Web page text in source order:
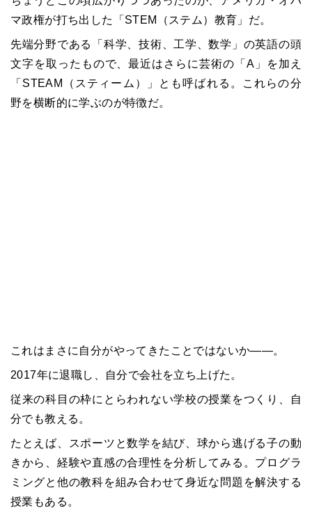
マ政権が打ち出した「STEM（ステム）教育」だ。
先端分野である「科学、技術、工学、数学」の英語の頭
文字を取ったもので、最近はさらに芸術の「A」を加え
「STEAM（スティーム）」とも呼ばれる。これらの分
野を横断的に学ぶのが特徴だ。
これはまさに自分がやってきたことではないか――。
2017年に退職し、自分で会社を立ち上げた。
従来の科目の枠にとらわれない学校の授業をつくり、自
分でも教える。
たとえば、スポーツと数学を結び、球から逃げる子の動
きから、経験や直感の合理性を分析してみる。プログラ
ミングと他の教科を組み合わせて身近な問題を解決する
授業もある。